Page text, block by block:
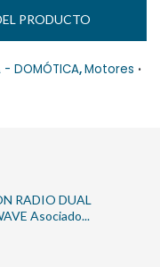
PRODUCTO
- DOMÓTICA,Motores
RADIO DUAL
Asociado...